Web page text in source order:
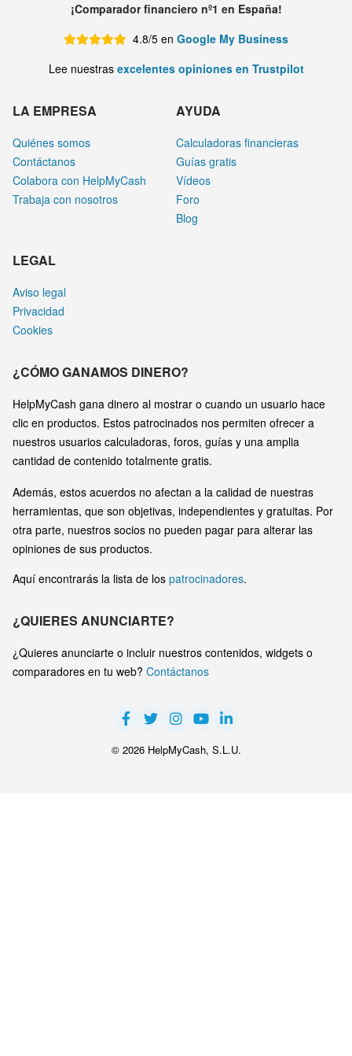
¡Comparador financiero nº1 en España!
4.8/5 en Google My Business
Lee nuestras excelentes opiniones en Trustpilot
LA EMPRESA
Quiénes somos
Contáctanos
Colabora con HelpMyCash
Trabaja con nosotros
AYUDA
Calculadoras financieras
Guías gratis
Vídeos
Foro
Blog
LEGAL
Aviso legal
Privacidad
Cookies
¿CÓMO GANAMOS DINERO?
HelpMyCash gana dinero al mostrar o cuando un usuario hace
clic en productos. Estos patrocinados nos permiten ofrecer a
nuestros usuarios calculadoras, foros, guías y una amplia
cantidad de contenido totalmente gratis.
Además, estos acuerdos no afectan a la calidad de nuestras
herramientas, que son objetivas, independientes y gratuitas. Por
otra parte, nuestros socios no pueden pagar para alterar las
opiniones de sus productos.
Aquí encontrarás la lista de los patrocinadores.
¿QUIERES ANUNCIARTE?
¿Quieres anunciarte o incluir nuestros contenidos, widgets o
comparadores en tu web? Contáctanos
© 2026 HelpMyCash, S.L.U.